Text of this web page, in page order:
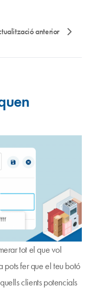
anterior
tot el que vol
pots fer que el teu botó
clients potencials